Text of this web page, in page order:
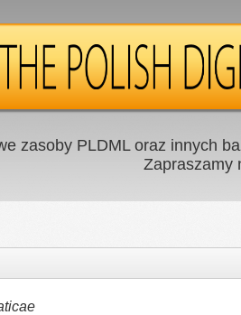
zasoby PLDML oraz innych
Zapraszamy